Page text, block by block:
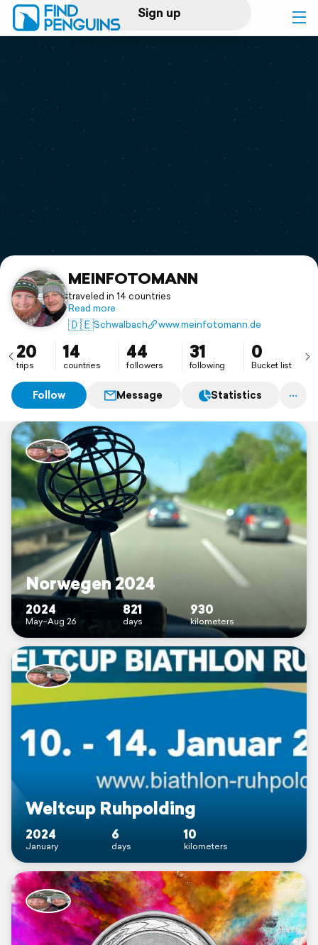
Sign up
Log in
Print a book
Flyover video
Support
MEINFOTOMANN
traveled in 14 countries
Read more
🇩🇪Schwalbach www.meinfotomann.de
20
trips
14
countries
44
followers
31
following
0
Bucket list
Follow Message Statistics
Norwegen 2024
2024
May–Aug 26
821
days
930
kilometers
Weltcup Ruhpolding
2024
January
6
days
10
kilometers